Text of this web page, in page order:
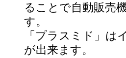
ることで自動販売
す。
「プラスミド」は
が出来ます。